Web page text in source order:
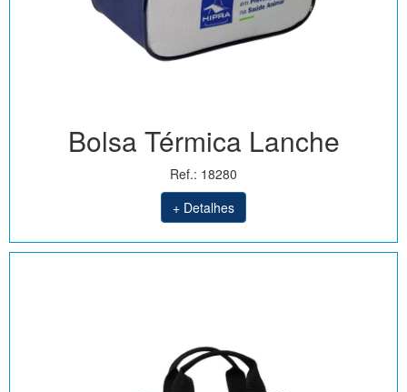
Bolsa Térmica Lanche
Ref.: 18280
+ Detalhes